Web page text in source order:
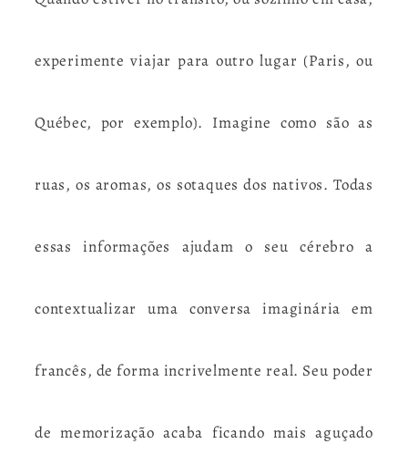
experimente viajar para outro lugar (Paris, ou
Québec, por exemplo). Imagine como são as
ruas, os aromas, os sotaques dos nativos. Todas
essas informações ajudam o seu cérebro a
contextualizar uma conversa imaginária em
francês, de forma incrivelmente real. Seu poder
de memorização acaba ficando mais aguçado